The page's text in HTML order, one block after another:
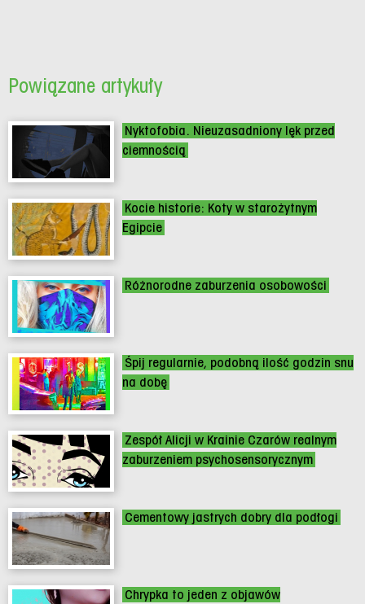
Powiązane artykuły
Nyktofobia. Nieuzasadniony lęk przed
ciemnością
Kocie historie: Koty w starożytnym
Egipcie
Różnorodne zaburzenia osobowości
Śpij regularnie, podobną ilość godzin snu
na dobę
Zespół Alicji w Krainie Czarów realnym
zaburzeniem psychosensorycznym
Cementowy jastrych dobry dla podłogi
Chrypka to jeden z objawów